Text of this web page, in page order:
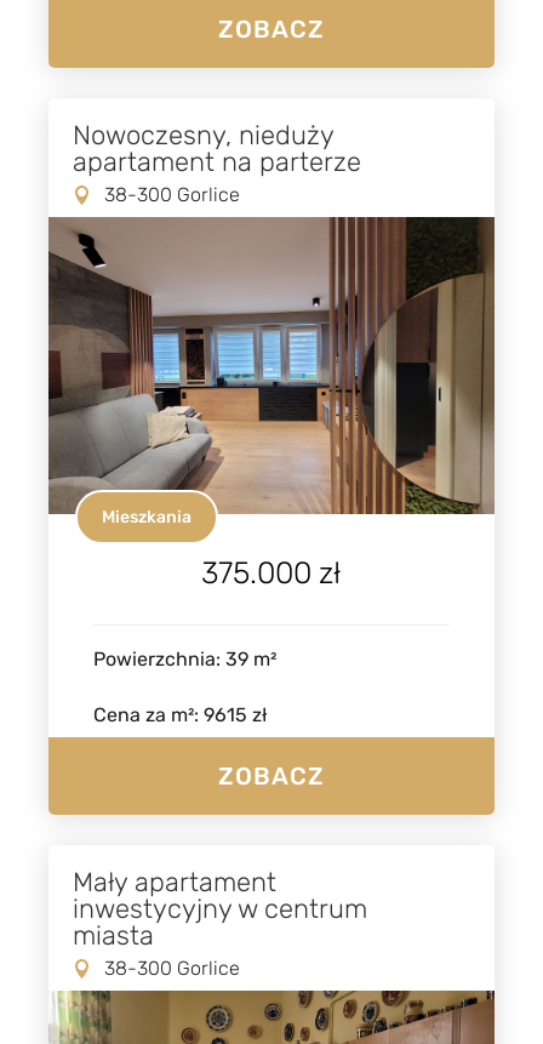
ZOBACZ
Nowoczesny, nieduży
apartament na parterze
38-300 Gorlice
Mieszkania
375.000 zł
Powierzchnia:39 m²
Cena za m²:9615 zł
ZOBACZ
Mały apartament
inwestycyjny w centrum
miasta
38-300 Gorlice